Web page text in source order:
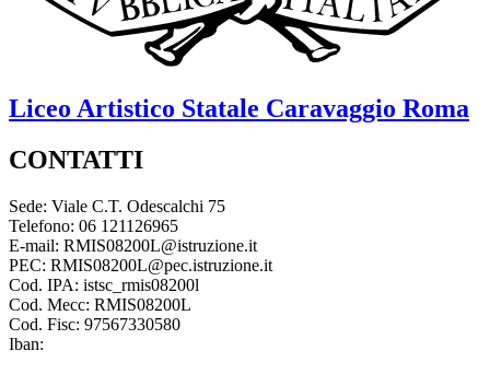
Liceo Artistico Statale Caravaggio Roma
CONTATTI
Sede: Viale C.T. Odescalchi 75
Telefono: 06 121126965
E-mail: RMIS08200L@istruzione.it
PEC: RMIS08200L@pec.istruzione.it
Cod. IPA: istsc_rmis08200l
Cod. Mecc: RMIS08200L
Cod. Fisc: 97567330580
Iban: